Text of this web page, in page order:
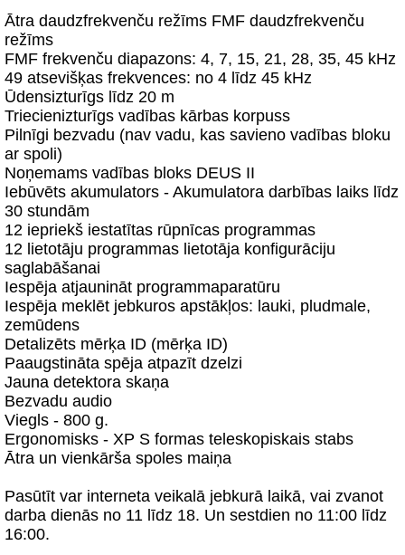
Ātra daudzfrekvenču režīms FMF daudzfrekvenču
režīms
FMF frekvenču diapazons: 4, 7, 15, 21, 28, 35, 45 kHz
49 atsevišķas frekvences: no 4 līdz 45 kHz
Ūdensizturīgs līdz 20 m
Triecienizturīgs vadības kārbas korpuss
Pilnīgi bezvadu (nav vadu, kas savieno vadības bloku
ar spoli)
Noņemams vadības bloks DEUS II
Iebūvēts akumulators - Akumulatora darbības laiks līdz
30 stundām
12 iepriekš iestatītas rūpnīcas programmas
12 lietotāju programmas lietotāja konfigurāciju
saglabāšanai
Iespēja atjaunināt programmaparatūru
Iespēja meklēt jebkuros apstākļos: lauki, pludmale,
zemūdens
Detalizēts mērķa ID (mērķa ID)
Paaugstināta spēja atpazīt dzelzi
Jauna detektora skaņa
Bezvadu audio
Viegls - 800 g.
Ergonomisks - XP S formas teleskopiskais stabs
Ātra un vienkārša spoles maiņa
Pasūtīt var interneta veikalā jebkurā laikā, vai zvanot
darba dienās no 11 līdz 18. Un sestdien no 11:00 līdz
16:00.